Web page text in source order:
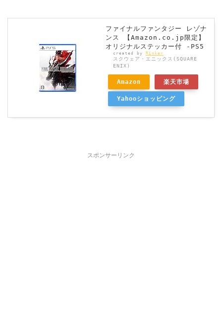
ファイナルファンタジー レゾナ
ンス 【Amazon.co.jp限定】
オリジナルステッカー付 -PS5
created by Rinker
スクウェア・エニックス(SQUARE
ENIX)
Amazon 楽天市場
Yahooショッピング
スポンサーリンク